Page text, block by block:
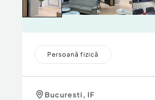
Persoană fizică
Bucuresti, IF